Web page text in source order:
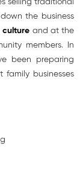
selling traditional
the business
culture and at the
members. In
been preparing
family businesses